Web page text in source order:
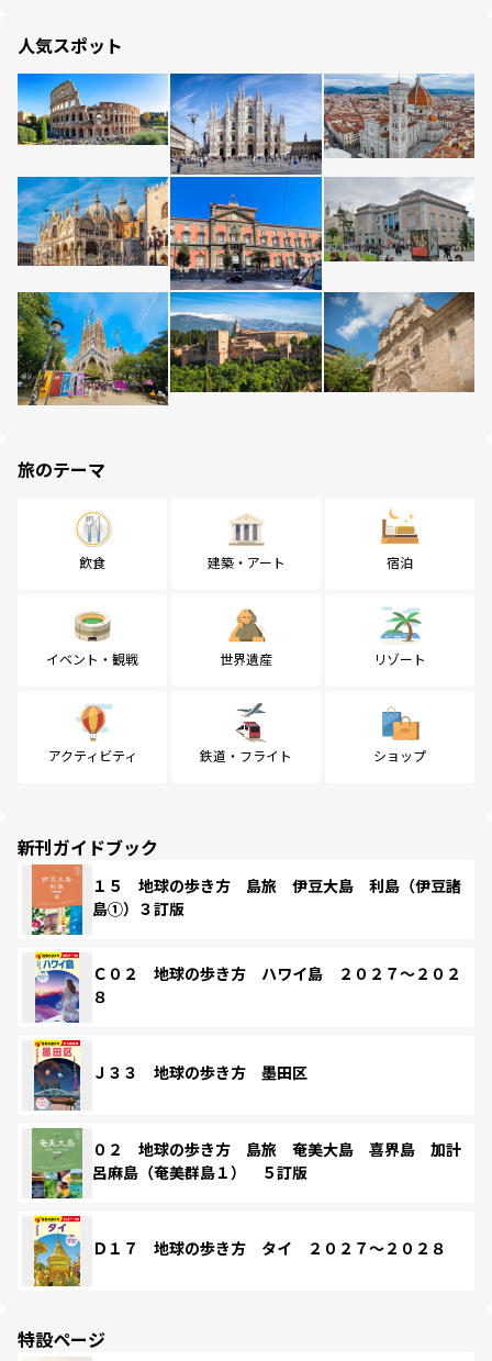
人気スポット
旅のテーマ
飲食 建築・アート 宿泊
イベント・観戦 世界遺産 リゾート
アクティビティ 鉄道・フライト ショップ
新刊ガイドブック
１５ 地球の歩き方 島旅 伊豆大島 利島（伊豆諸
島①）３訂版
Ｃ０２ 地球の歩き方 ハワイ島 ２０２７～２０２
８
Ｊ３３ 地球の歩き方 墨田区
０２ 地球の歩き方 島旅 奄美大島 喜界島 加計
呂麻島（奄美群島１） ５訂版
Ｄ１７ 地球の歩き方 タイ ２０２７～２０２８
特設ページ